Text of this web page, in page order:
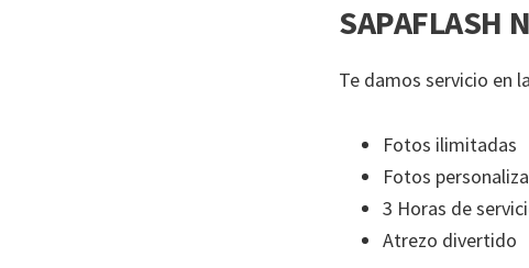
SAPAFLASH
Te damos servicio en
Fotos ilimitadas
Fotos
3 Horas de
Atrezo divertido